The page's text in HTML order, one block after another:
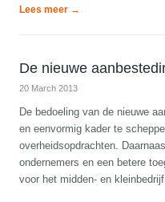
Lees meer →
De nieuwe
20 March 2013
De bedoeling van de nieuwe
en eenvormig kader te
overheidsopdrachten.
ondernemers en een betere
voor het midden- en